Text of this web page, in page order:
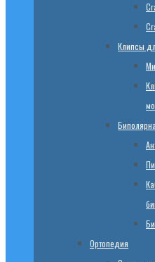
Клипсы
Ортопедия